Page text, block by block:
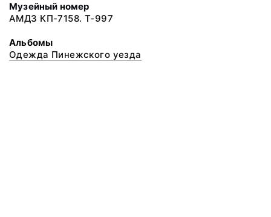
Музейный номер
АМДЗ КП-7158. Т-997
Альбомы
Одежда Пинежского уезда